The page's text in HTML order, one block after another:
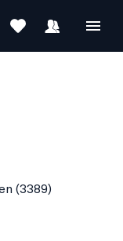
(3389)